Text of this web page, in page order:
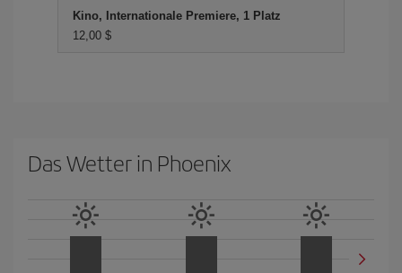
Kino, Internationale Premiere, 1 Platz
12,00 $
Das Wetter in Phoenix